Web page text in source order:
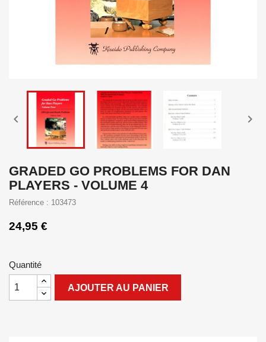
 
GRADED GO PROBLEMS FOR DAN
PLAYERS - VOLUME 4
Référence : 103473
24,95 €
Quantité
AJOUTER AU PANIER